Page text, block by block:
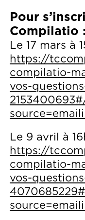
Pour
Compilatio :
Le 17 mars à
https://
compilatio-
vos-
Le 9 avril à
https://
compilatio-
vos-